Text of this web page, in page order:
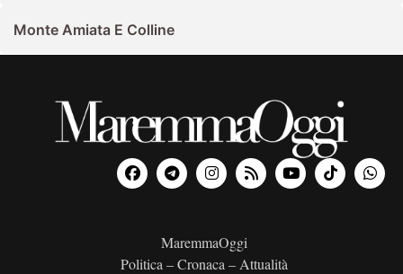
Monte Amiata E Colline
MaremmaOggi
Politica – Cronaca – Attualità